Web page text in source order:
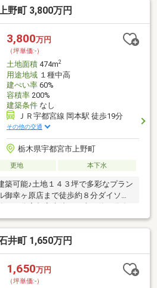
境≪現地 ご案内可能でございます
ことで、日当たりや、建物を建て
なりますぜひ一度、弊社スタッフと
お気軽にお問合せください。
野町 3,800万円
3,800万円
（坪単価:-）
土地面積474m2
用途地域１種中高
建ぺい率60%
容積率200%
建築条件なし
ＪＲ宇都宮線 岡本駅 徒歩19分
その他の交通
栃木県宇都宮市上野町
更地 本下水
築可能♪土地１４３坪で多彩なプラン
幸ヶ原店まで徒歩約８分ダイソー
１０分宇都宮病院まで車で約２分奈
イレブンなどのお店も豊富で日用品
^^≪現地 ご案内可能でございます
ことで、日当たりや、建物を建て
なりますぜひ一度、弊社スタッフと
？お気軽にお問合せください。
井町 1,650万円
1,650万円
（坪単価:-）